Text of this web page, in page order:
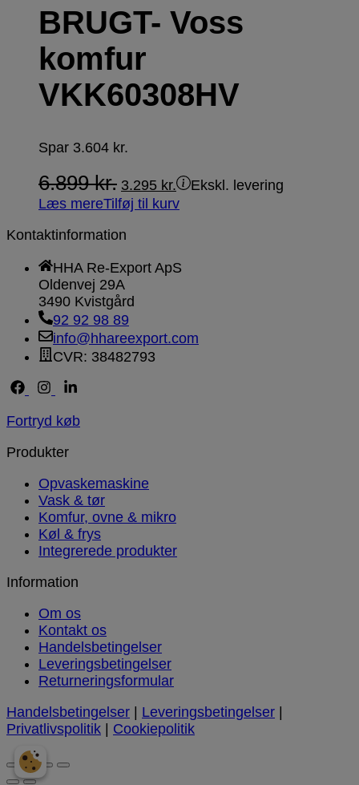
BRUGT- Voss
komfur
VKK60308HV
Spar 3.604 kr.
6.899kr. 3.295 kr.
Ekskl. levering
Læs mereTilføj til kurv
Kontaktinformation
HHA Re-Export ApS
Oldenvej 29A
3490 Kvistgård
92 92 98 89
info@hhareexport.com
CVR: 38482793
Fortryd køb
Produkter
Opvaskemaskine
Vask & tør
Komfur, ovne & mikro
Køl & frys
Integrerede produkter
Information
Om os
Kontakt os
Handelsbetingelser
Leveringsbetingelser
Returneringsformular
Handelsbetingelser
Leveringsbetingelser
Privatlivspolitik
Cookiepolitik